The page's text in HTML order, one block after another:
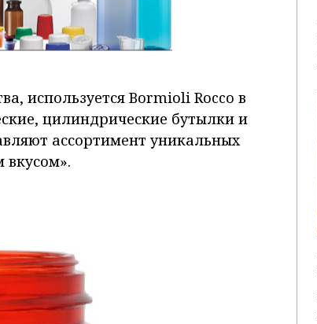
используется Bormioli Rocco в
цилиндрические бутылки и
ассортимент уникальных
вкусом».